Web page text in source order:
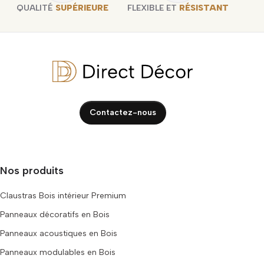
QUALITÉ SUPÉRIEURE FLEXIBLE ET RÉSISTANT
Contactez-nous
Nos produits
Claustras Bois intérieur Premium
Panneaux décoratifs en Bois
Panneaux acoustiques en Bois
Panneaux modulables en Bois